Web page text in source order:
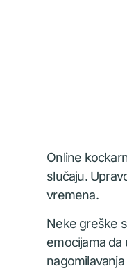
Online
slučaju.
vremena.
Neke greške
emocijama